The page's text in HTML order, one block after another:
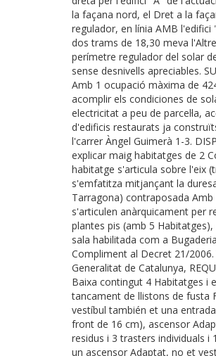
la façana nord, el Dret a la
regulador, en línia AMB
dos trams de 18,30 meva
perímetre regulador del solar
sense desnivells apreciables.
Amb 1 ocupació màxima de
acomplir els condiciones de
electricitat a peu de parcel·la,
d'edificis restaurats ja
l'carrer Àngel Guimerà 1-3.
explicar maig habitatges de 2
habitatge s'articula sobre l'eix
s'emfatitza mitjançant la
Tarragona) contraposada
s'articulen anàrquicament per
plantes pis (amb 5
sala habilitada com a
Compliment al Decret 21/
Generalitat de Catalunya,
Baixa contingut 4 Habitatges i
tancament de llistons de fusta
vestíbul también et una
front de 16 cm), ascensor
residus i 3 trasters individuals i
un ascensor Adaptat, no et